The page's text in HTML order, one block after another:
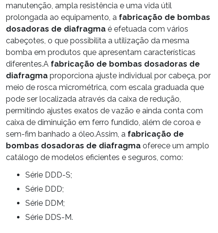
manutenção, ampla resistência e uma vida útil
prolongada ao equipamento, a fabricação de bombas
dosadoras de diafragma é efetuada com vários
cabeçotes, o que possibilita a utilização da mesma
bomba em produtos que apresentam características
diferentes.A fabricação de bombas dosadoras de
diafragma proporciona ajuste individual por cabeça, por
meio de rosca micrométrica, com escala graduada que
pode ser localizada através da caixa de redução,
permitindo ajustes exatos de vazão e ainda conta com
caixa de diminuição em ferro fundido, além de coroa e
sem-fim banhado a óleo.Assim, a fabricação de
bombas dosadoras de diafragma oferece um amplo
catálogo de modelos eficientes e seguros, como:
série DDD-S;
série DDD;
série DDM;
série DDS-M.